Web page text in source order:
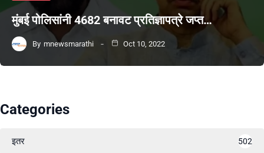
मुंबई पोलिसांनी 4682 बनावट प्रतिज्ञापत्रे जप्त…
By mnewsmarathi Oct 10, 2022
Categories
इतर 502